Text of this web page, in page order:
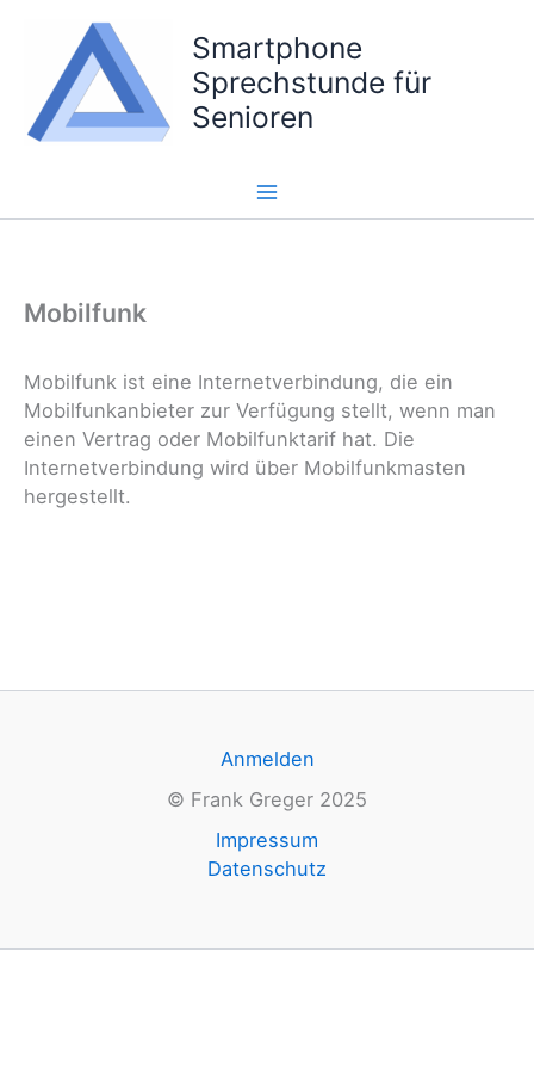
springen
Smartphone
Sprechstunde für
Senioren
Mobilfunk
Mobilfunk ist eine Internetverbindung, die ein
Mobilfunkanbieter zur Verfügung stellt, wenn man
einen Vertrag oder Mobilfunktarif hat. Die
Internetverbindung wird über Mobilfunkmasten
hergestellt.
Anmelden
© Frank Greger 2025
Impressum
Datenschutz